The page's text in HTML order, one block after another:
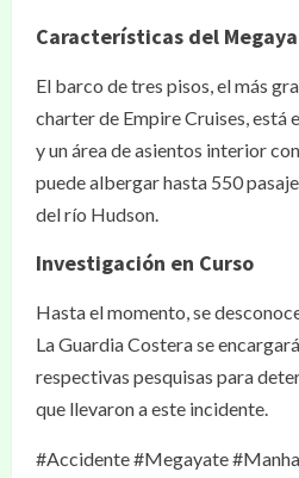
Características del
El barco de tres pisos, el más
charter de Empire Cruises, está
y un área de asientos interior
puede albergar hasta 550
del río Hudson.
Investigación en Curso
Hasta el momento, se
La Guardia Costera se
respectivas pesquisas para
que llevaron a este incidente.
#Accidente #Megayate